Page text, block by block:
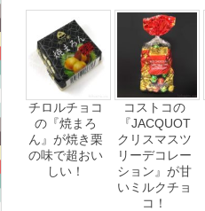
チロルチョコ
の『焼まろ
ん』が焼き栗
の味で超おい
しい！
コストコの
『JACQUOT
クリスマスツ
リーデコレー
ション』が甘
いミルクチョ
コ！